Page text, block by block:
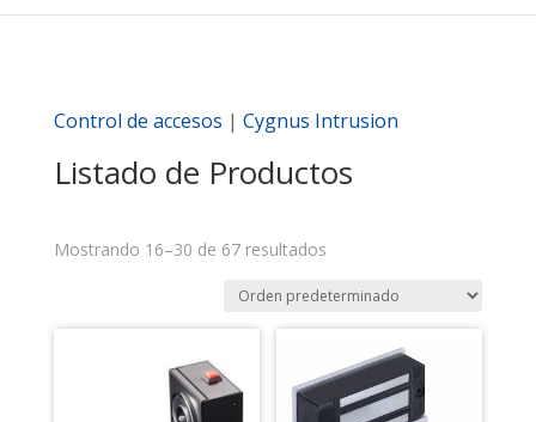
Control de accesos | Cygnus Intrusion
Listado de Productos
Mostrando 16–30 de 67 resultados